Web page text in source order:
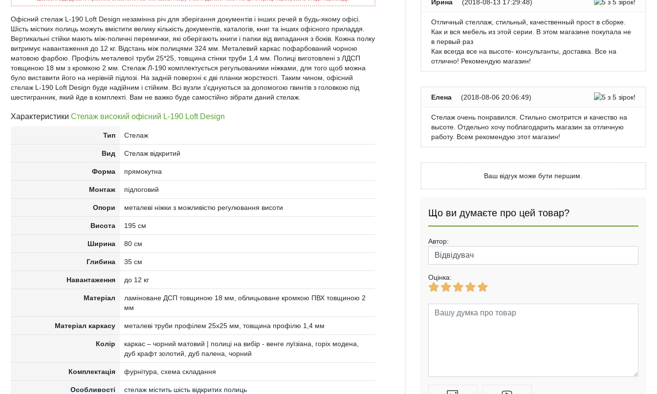
Офісний стелаж L-190 Loft Design незамінна річ для зберігання документів і інших речей в будь-якому офісі.
Шість містких полиць можуть вмістити велику кількість документів, каталогів, книг та інших офісного приладдя.
Вертикальні стійки мають між-поличні перемички, які оберігають книги і папки від випадання з боків. Кожна полку
витримує навантаження до 12 кг. Відстань між полицями 324 мм. Металевий каркас пофарбований чорною
матовою фарбою. Профіль металевої труби 25*25, товщина стінки труби 1,4 мм. Полиці виготовлені з ЛДСП
товщиною 18 мм з кромкою 2 мм. Стелаж Л-190 комплектується регульованими ніжками, для того щоб можна
було виставити його на нерівній підлозі. На задній поверхні є дві планки жорсткості. Таким чином, офісний
стелаж L-190 Loft Design буде надійним і стійким. Всі вузли з'єднуються за допомогою гвинтів з головкою під
шестигранник, який йде в комплекті. Вам не важко буде самостійно зібрати даний стелаж.
Характеристики Стелаж високий офісний L-190 Loft Design
Тип Стелаж
Вид Стелаж відкритий
Форма прямокутна
Монтаж підлоговий
Опори металеві ніжки з можливістю регулювання висоти
Висота 195 см
Ширина 80 см
Глибина 35 см
Навантаження до 12 кг
Матеріал
ламіноване ДСП товщиною 18 мм, облицьоване кромкою ПВХ товщиною 2
мм
Матеріал каркасу металеві труби профілем 25x25 мм, товщина профілю 1,4 мм
Колір
каркас – чорний матовий | полиці на вибір - венге луїзіана, горіх модена,
дуб крафт золотий, дуб палена, чорний
Комплектація фурнітура, схема складання
Особливості стелаж містить шість відкритих полиць
Ирина (2018-08-13 17:29:48)
Отличный стеллаж, стильный, качественный прост в сборке.
Как и вся мебель из этой серии. В этом магазине покупала не
в первый раз
Как всегда все на высоте- консультанты, доставка. Все на
отлично! Рекомендую магазин!
Елена (2018-08-06 20:06:49)
Стелаж очень понравился. Стильно смотрится и качество на
высоте. Отдельно хочу поблагодарить магазин за отличную
работу. Всем рекомендую этот магазин!
Ваш відгук може бути першим.
Що ви думаєте про цей товар?
Автор:
Оцінка: